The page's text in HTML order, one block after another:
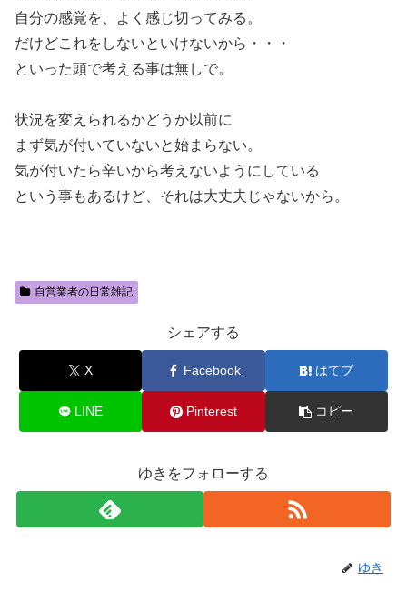
自分の感覚を、よく感じ切ってみる。
だけどこれをしないといけないから・・・
といった頭で考える事は無しで。
状況を変えられるかどうか以前に
まず気が付いていないと始まらない。
気が付いたら辛いから考えないようにしている
という事もあるけど、それは大丈夫じゃないから。
自営業者の日常雑記
シェアする
X Facebook はてブ
LINE Pinterest コピー
ゆきをフォローする
ゆき